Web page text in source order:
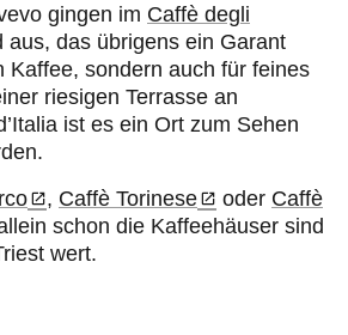
gingen im Caffè degli
aus, das übrigens ein Garant
Kaffee, sondern auch für feines
riesigen Terrasse an
ist es ein Ort zum Sehen
, Caffè Torinese oder Caffè
schon die Kaffeehäuser sind
wert.